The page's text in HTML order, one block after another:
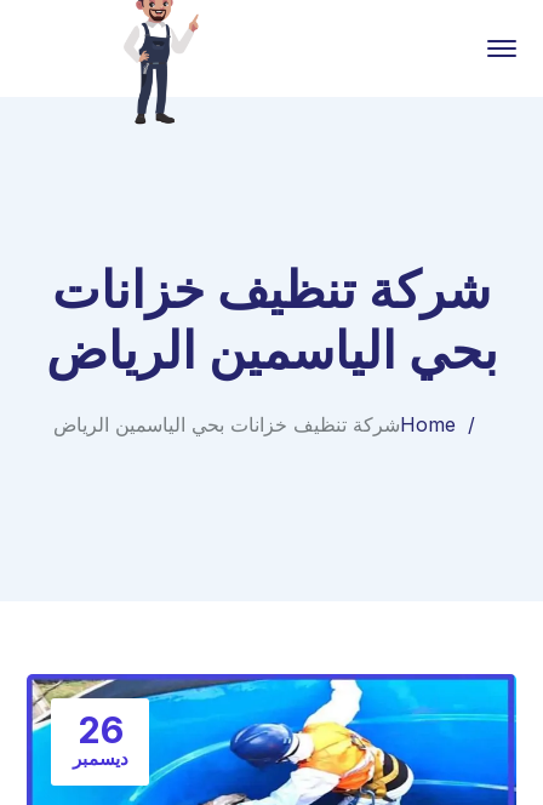
شركة تنظيف خزانات
بحي الياسمين الرياض
Homeشركة تنظيف خزانات بحي الياسمين الرياض
26
ديسمبر